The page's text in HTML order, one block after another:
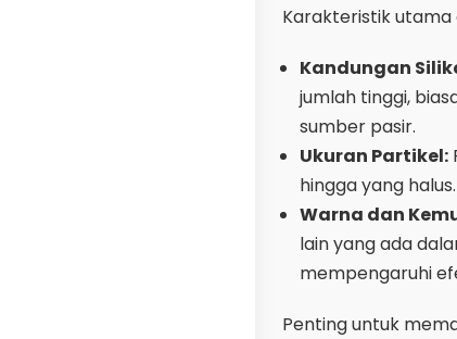
Karakteristik utama
Kandungan
jumlah tinggi,
sumber pasir.
Ukuran Partikel:
hingga yang
Warna dan
lain yang ada
mempengaruhi
Penting untuk